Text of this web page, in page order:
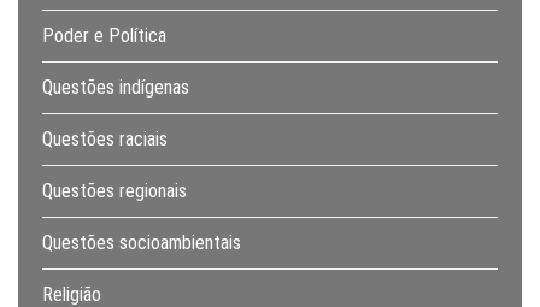
Poder e Política
Questões indígenas
Questões raciais
Questões regionais
Questões socioambientais
Religião